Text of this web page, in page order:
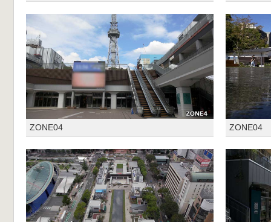
ZONE04 ZONE04